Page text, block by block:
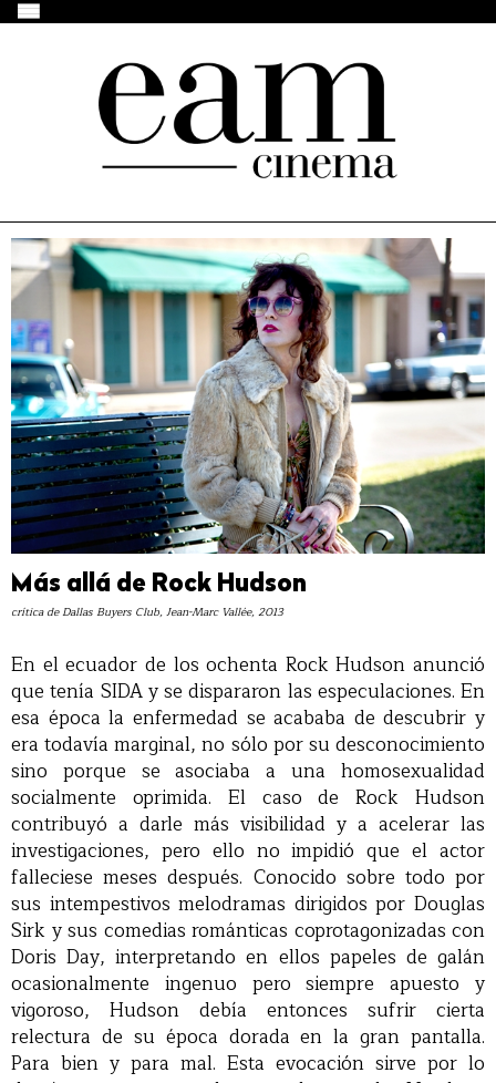
Más allá de Rock Hudson
crítica de Dallas Buyers Club, Jean-Marc Vallée, 2013
En el ecuador de los ochenta Rock Hudson anunció
que tenía SIDA y se dispararon las especulaciones. En
esa época la enfermedad se acababa de descubrir y
era todavía marginal, no sólo por su desconocimiento
sino porque se asociaba a una homosexualidad
socialmente oprimida. El caso de Rock Hudson
contribuyó a darle más visibilidad y a acelerar las
investigaciones, pero ello no impidió que el actor
falleciese meses después. Conocido sobre todo por
sus intempestivos melodramas dirigidos por Douglas
Sirk y sus comedias románticas coprotagonizadas con
Doris Day, interpretando en ellos papeles de galán
ocasionalmente ingenuo pero siempre apuesto y
vigoroso, Hudson debía entonces sufrir cierta
relectura de su época dorada en la gran pantalla.
Para bien y para mal. Esta evocación sirve por lo